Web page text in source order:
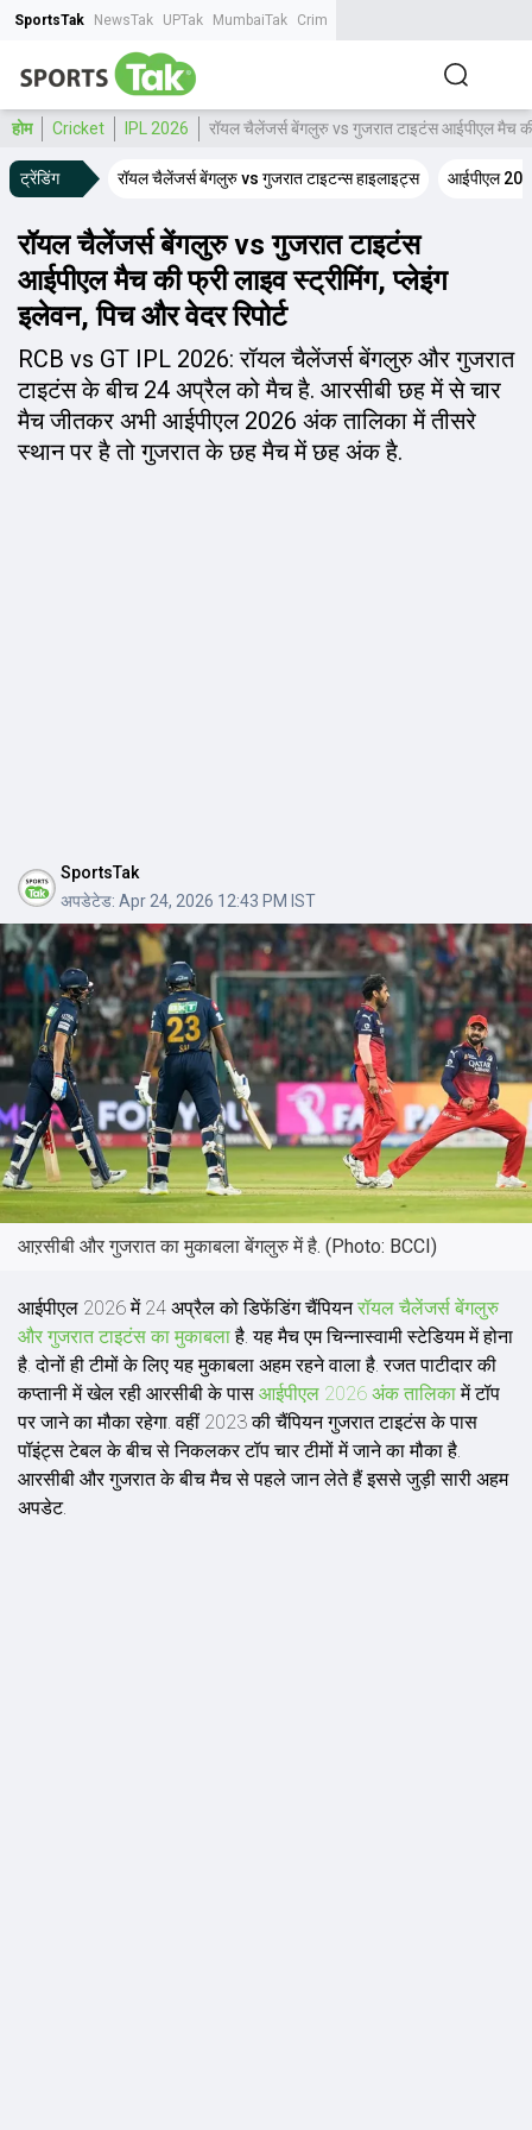
SportsTak NewsTak UPTak MumbaiTak CrimeTak
होम Cricket IPL 2026 रॉयल चैलेंजर्स बेंगलुरु vs गुजरात टाइटंस आईपीएल मैच की
ट्रेंडिंग रॉयल चैलेंजर्स बेंगलुरु vs गुजरात टाइटन्स हाइलाइट्स आईपीएल
रॉयल चैलेंजर्स बेंगलुरु vs गुजरात टाइटंस
आईपीएल मैच की फ्री लाइव स्ट्रीमिंग, प्लेइंग
इलेवन, पिच और वेदर रिपोर्ट
RCB vs GT IPL 2026: रॉयल चैलेंजर्स बेंगलुरु और गुजरात
टाइटंस के बीच 24 अप्रैल को मैच है. आरसीबी छह में से चार
मैच जीतकर अभी आईपीएल 2026 अंक तालिका में तीसरे
स्थान पर है तो गुजरात के छह मैच में छह अंक है.
SportsTak
अपडेटेड: Apr 24, 2026 12:43 PM IST
आऱसीबी और गुजरात का मुकाबला बेंगलुरु में है. (Photo: BCCI)
आईपीएल 2026 में 24 अप्रैल को डिफेंडिंग चैंपियनरॉयल चैलेंजर्स बेंगलुरु
और गुजरात टाइटंस का मुकाबलाहै. यह मैच एम चिन्नास्वामी स्टेडियम में होना
है. दोनों ही टीमों के लिए यह मुकाबला अहम रहने वाला है. रजत पाटीदार की
कप्तानी में खेल रही आरसीबी के पास आईपीएल 2026 अंक तालिकामें टॉप
पर जाने का मौका रहेगा. वहीं 2023 की चैंपियन गुजरात टाइटंस के पास
पॉइंट्स टेबल के बीच से निकलकर टॉप चार टीमों में जाने का मौका है.
आरसीबी और गुजरात के बीच मैच से पहले जान लेते हैं इससे जुड़ी सारी अहम
अपडेट.